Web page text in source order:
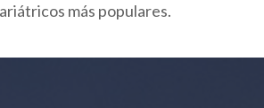
más populares.